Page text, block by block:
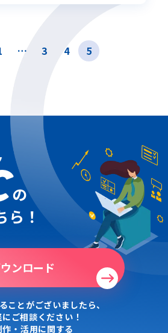
… 3 4 5
の
ら！
ンロード
ことがございましたら、
ご相談ください！
・活用に関する